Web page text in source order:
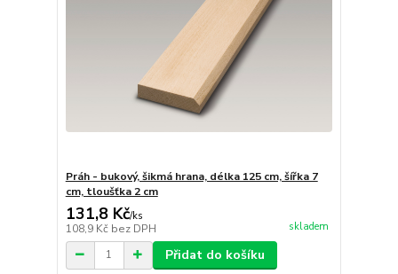
Práh - bukový, šikmá hrana, délka 125 cm, šířka 7
cm, tloušťka 2 cm
131,8 Kč/ks
108,9 Kč bez DPH skladem
Přidat do košíku